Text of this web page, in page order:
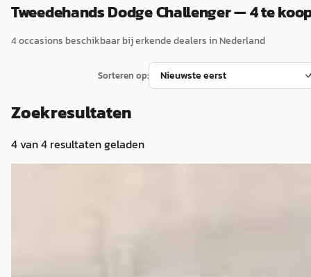
Tweedehands Dodge Challenger — 4 te
4occasions beschikbaar bij erkende dealers in Nederland
Sorteren op:
Zoekresultaten
4van4 resultaten geladen